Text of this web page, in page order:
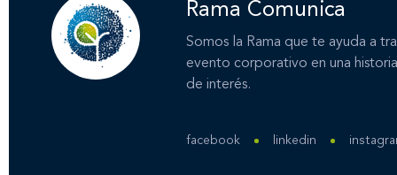
Rama Comunica
Somos la Rama que te ayuda a
evento corporativo en una
de interés.
facebook linkedin